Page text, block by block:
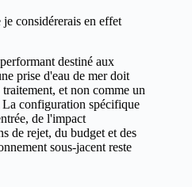
considérerais en effet
destiné aux
prise d'eau de mer doit
et non comme un
La configuration spécifique
de l'impact
de rejet, du budget et des
sous-jacent reste